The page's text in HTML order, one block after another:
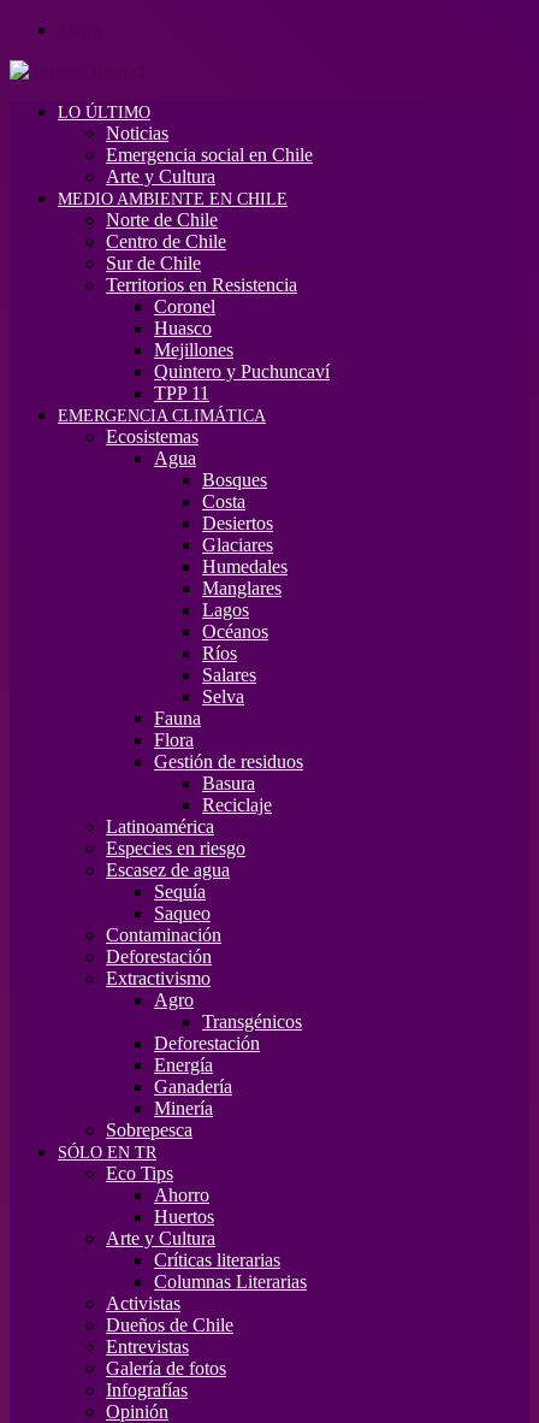
LO ÚLTIMO
Noticias
Emergencia social en Chile
Arte y Cultura
MEDIO AMBIENTE EN CHILE
Norte de Chile
Centro de Chile
Sur de Chile
Territorios en Resistencia
Coronel
Huasco
Mejillones
Quintero y Puchuncaví
TPP 11
EMERGENCIA CLIMÁTICA
Ecosistemas
Agua
Bosques
Costa
Desiertos
Glaciares
Humedales
Manglares
Lagos
Océanos
Ríos
Salares
Selva
Fauna
Flora
Gestión de residuos
Basura
Reciclaje
Latinoamérica
Especies en riesgo
Escasez de agua
Sequía
Saqueo
Contaminación
Deforestación
Extractivismo
Agro
Transgénicos
Deforestación
Energía
Ganadería
Minería
Sobrepesca
SÓLO EN TR
Eco Tips
Ahorro
Huertos
Arte y Cultura
Críticas literarias
Columnas Literarias
Activistas
Dueños de Chile
Entrevistas
Galería de fotos
Infografías
Opinión